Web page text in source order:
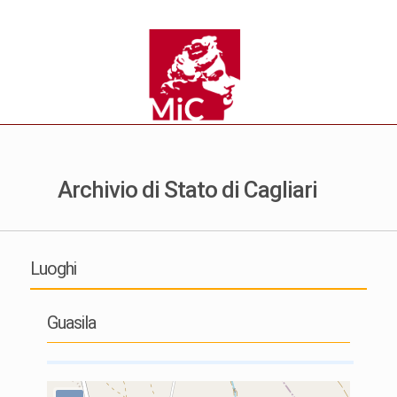
Archivio di Stato di Cagliari
Luoghi
Guasila